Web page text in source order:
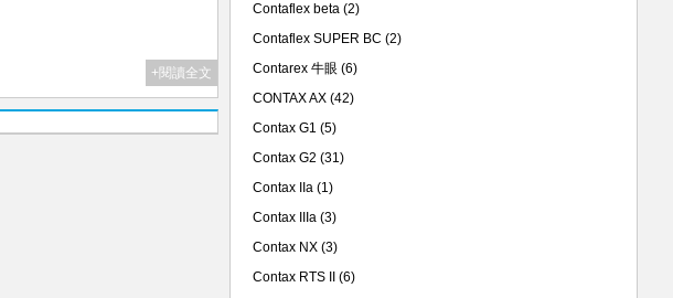
+閱讀全文
Contaflex beta (2)
Contaflex SUPER BC (2)
Contarex 牛眼 (6)
CONTAX AX (42)
Contax G1 (5)
Contax G2 (31)
Contax IIa (1)
Contax IIIa (3)
Contax NX (3)
Contax RTS II
(6)